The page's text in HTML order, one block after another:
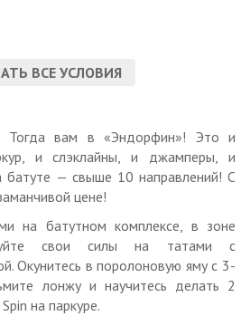
спортивную одежду и сменную
(взрослый может находиться в
допускаются к прыжкам с
взнос от общей
стоимость необходимо доплатить
ВСЕ УСЛОВИЯ
Тогда вам в «Эндорфин»! Это и
и слэклайны, и джамперы, и
батуте — свыше 10 направлений! С
цене!
на батутном комплексе, в зоне
свои силы на татами с
Окунитесь в поролоновую яму с 3-
лонжу и научитесь делать 2
на паркуре.